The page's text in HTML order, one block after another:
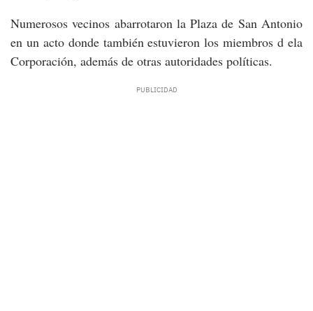
Numerosos vecinos abarrotaron la Plaza de San Antonio
en un acto donde también estuvieron los miembros d ela
Corporación, además de otras autoridades políticas.